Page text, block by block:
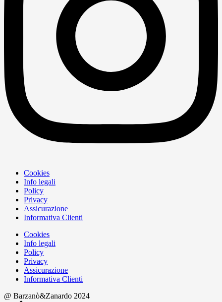
Cookies
Info legali
Policy
Privacy
Assicurazione
Informativa Clienti
Cookies
Info legali
Policy
Privacy
Assicurazione
Informativa Clienti
@ Barzanò&Zanardo 2024